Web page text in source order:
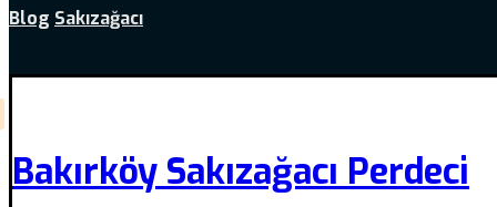
Blog Sakızağacı
Bakırköy Sakızağacı Perdeci